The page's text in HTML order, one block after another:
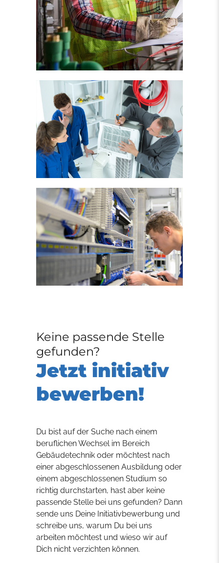
Keine passende Stelle
gefunden?
Jetzt initiativ
bewerben!
Du bist auf der Suche nach einem
beruflichen Wechsel im Bereich
Gebäudetechnik oder möchtest nach
einer abgeschlossenen Ausbildung oder
einem abgeschlossenen Studium so
richtig durchstarten, hast aber keine
passende Stelle bei uns gefunden? Dann
sende uns Deine Initiativbewerbung und
schreibe uns, warum Du bei uns
arbeiten möchtest und wieso wir auf
Dich nicht verzichten können.